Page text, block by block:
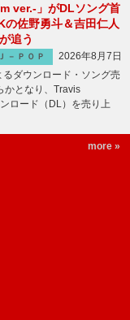
ver.-」がDLソング首
佐野勇斗＆吉田仁人
追う
Ｊ－ＰＯＰ
2026年8月7日
ダウンロード・ソング売
かとなり、Travis
ロード（DL）を売り上
more »